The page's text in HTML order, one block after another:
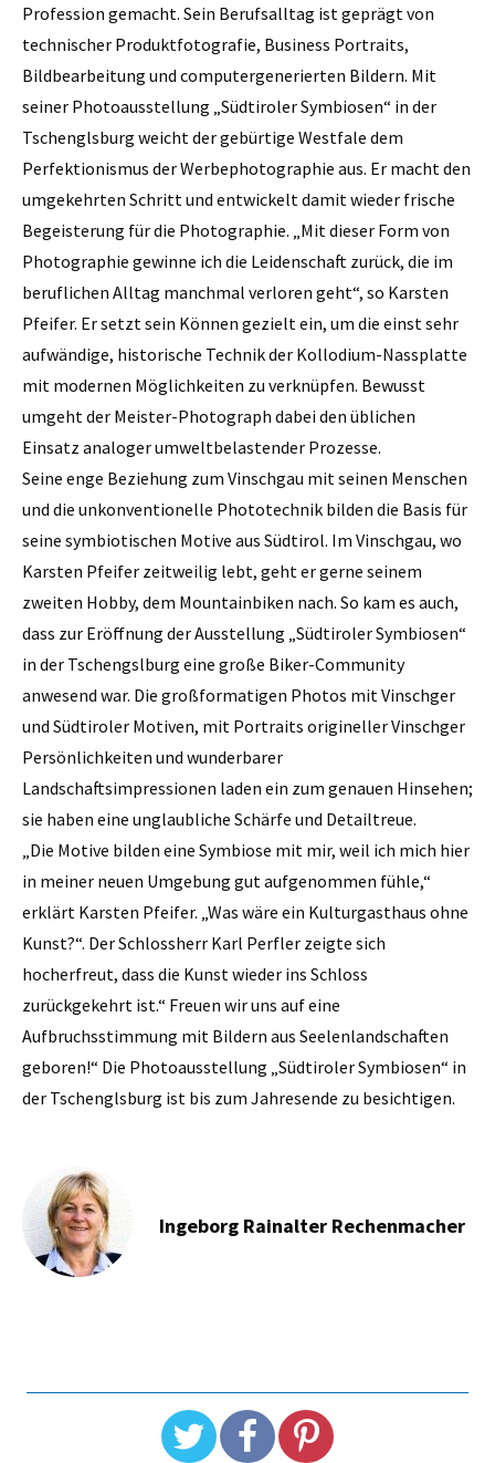
Profession gemacht. Sein Berufsalltag ist geprägt von
technischer Produktfotografie, Business Portraits,
Bildbearbeitung und computergenerierten Bildern. Mit
seiner Photoausstellung „Südtiroler Symbiosen“ in der
Tschenglsburg weicht der gebürtige Westfale dem
Perfektionismus der Werbephotographie aus. Er macht den
umgekehrten Schritt und entwickelt damit wieder frische
Begeisterung für die Photographie. „Mit dieser Form von
Photographie gewinne ich die Leidenschaft zurück, die im
beruflichen Alltag manchmal verloren geht“, so Karsten
Pfeifer. Er setzt sein Können gezielt ein, um die einst sehr
aufwändige, historische Technik der Kollodium-Nassplatte
mit modernen Möglichkeiten zu verknüpfen. Bewusst
umgeht der Meister-Photograph dabei den üblichen
Einsatz analoger umweltbelastender Prozesse.
Seine enge Beziehung zum Vinschgau mit seinen Menschen
und die unkonventionelle Phototechnik bilden die Basis für
seine symbiotischen Motive aus Südtirol. Im Vinschgau, wo
Karsten Pfeifer zeitweilig lebt, geht er gerne seinem
zweiten Hobby, dem Mountainbiken nach. So kam es auch,
dass zur Eröffnung der Ausstellung „Südtiroler Symbiosen“
in der Tschengslburg eine große Biker-Community
anwesend war. Die großformatigen Photos mit Vinschger
und Südtiroler Motiven, mit Portraits origineller Vinschger
Persönlichkeiten und wunderbarer
Landschaftsimpressionen laden ein zum genauen Hinsehen;
sie haben eine unglaubliche Schärfe und Detailtreue.
„Die Motive bilden eine Symbiose mit mir, weil ich mich hier
in meiner neuen Umgebung gut aufgenommen fühle,“
erklärt Karsten Pfeifer. „Was wäre ein Kulturgasthaus ohne
Kunst?“. Der Schlossherr Karl Perfler zeigte sich
hocherfreut, dass die Kunst wieder ins Schloss
zurückgekehrt ist.“ Freuen wir uns auf eine
Aufbruchsstimmung mit Bildern aus Seelenlandschaften
geboren!“ Die Photoausstellung „Südtiroler Symbiosen“ in
der Tschenglsburg ist bis zum Jahresende zu besichtigen.
Ingeborg Rainalter Rechenmacher